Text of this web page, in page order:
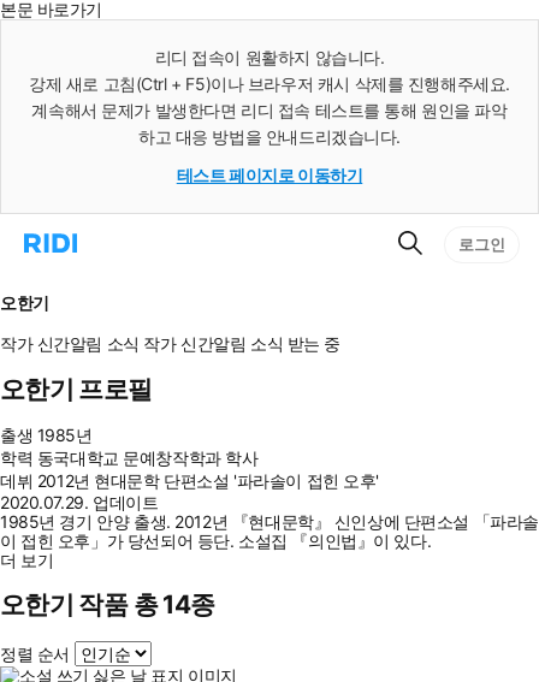
본문 바로가기
리디 접속이 원활하지 않습니다.
강제 새로 고침(Ctrl + F5)이나 브라우저 캐시 삭제를 진행해주세요.
계속해서 문제가 발생한다면 리디 접속 테스트를 통해 원인을 파악
하고 대응 방법을 안내드리겠습니다.
테스트 페이지로 이동하기
리
으
로
이
동
검
로그인
오한기
작가 신간알림 소식 작가 신간알림 소식 받는 중
오한기 프로필
출생 1985년
학력 동국대학교 문예창작학과 학사
데뷔 2012년 현대문학 단편소설 '파라솔이 접힌 오후'
2020.07.29. 업데이트
1985년 경기 안양 출생. 2012년 『현대문학』 신인상에 단편소설 「파라솔
이 접힌 오후」가 당선되어 등단. 소설집 『의인법』이 있다.
더 보기
오한기 작품 총 14종
정렬 순서